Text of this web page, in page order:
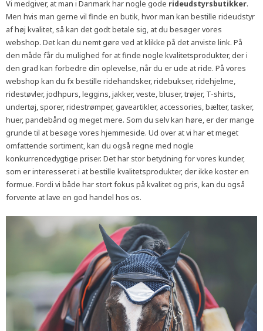
Vi medgiver, at man i Danmark har nogle gode rideudstyrsbutikker.
Men hvis man gerne vil finde en butik, hvor man kan bestille rideudstyr
af høj kvalitet, så kan det godt betale sig, at du besøger vores
webshop. Det kan du nemt gøre ved at klikke på det anviste link. På
den måde får du mulighed for at finde nogle kvalitetsprodukter, der i
den grad kan forbedre din oplevelse, når du er ude at ride. På vores
webshop kan du fx bestille ridehandsker, ridebukser, ridehjelme,
ridestøvler, jodhpurs, leggins, jakker, veste, bluser, trøjer, T-shirts,
undertøj, sporer, ridestrømper, gaveartikler, accessories, bælter, tasker,
huer, pandebånd og meget mere. Som du selv kan høre, er der mange
grunde til at besøge vores hjemmeside. Ud over at vi har et meget
omfattende sortiment, kan du også regne med nogle
konkurrencedygtige priser. Det har stor betydning for vores kunder,
som er interesseret i at bestille kvalitetsprodukter, der ikke koster en
formue. Fordi vi både har stort fokus på kvalitet og pris, kan du også
forvente at lave en god handel hos os.